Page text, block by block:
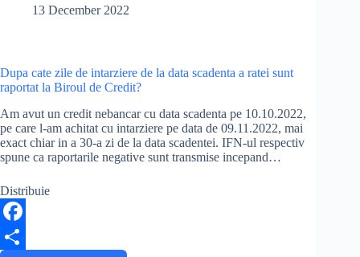
Kredyt
13 December 2022
Dupa cate zile de intarziere de la data scadenta a ratei sunt
raportat la Biroul de Credit?
Am avut un credit nebancar cu data scadenta pe 10.10.2022,
pe care l-am achitat cu intarziere pe data de 09.11.2022, mai
exact chiar in a 30-a zi de la data scadentei. IFN-ul respectiv
spune ca raportarile negative sunt transmise incepand…
Distribuie
F